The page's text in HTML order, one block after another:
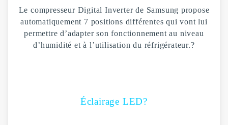
Le compresseur Digital Inverter de Samsung propose
automatiquement 7 positions différentes qui vont lui
permettre d’adapter son fonctionnement au niveau
d’humidité et à l’utilisation du réfrigérateur.?
Éclairage LED?